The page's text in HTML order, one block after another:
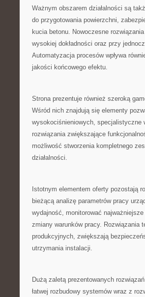
Ważnym obszarem działalności są
do przygotowania powierzchni,
kucia betonu. Nowoczesne
wysokiej dokładności oraz przy
Automatyzacja procesów wpływa
jakości końcowego efektu.
Strona prezentuje również szeroką
Wśród nich znajdują się elementy
wysokociśnieniowych, specjalistyczne
rozwiązania zwiększające
możliwość stworzenia kompletnego
działalności.
Istotnym elementem oferty pozostają
bieżącą analizę parametrów pracy
wydajność, monitorować
zmiany warunków pracy. Rozwiązania
produkcyjnych, zwiększają
utrzymania instalacji.
Dużą zaletą prezentowanych
łatwej rozbudowy systemów wraz z